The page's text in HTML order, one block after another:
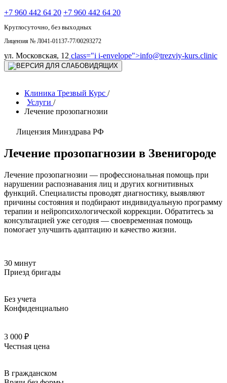
+7 960 442 64 20 +7 960 442 64 20
Круглосуточно, без выходных
Лицензия № Л041-01137-77/00293272
ул. Московская, 12 class="i i-envelope">info@trezviy-kurs.clinic
Клиника Трезвый Курс /
Услуги /
Лечение прозопагнозии
Лицензия Минздрава РФ
Лечение прозопагнозии в Звенигороде
Лечение прозопагнозии — профессиональная помощь при
нарушении распознавания лиц и других когнитивных
функций. Специалисты проводят диагностику, выявляют
причины состояния и подбирают индивидуальную программу
терапии и нейропсихологической коррекции. Обратитесь за
консультацией уже сегодня — своевременная помощь
помогает улучшить адаптацию и качество жизни.
30 минут
Приезд бригады
Без учета
Конфиденциально
3 000 ₽
Честная цена
В гражданском